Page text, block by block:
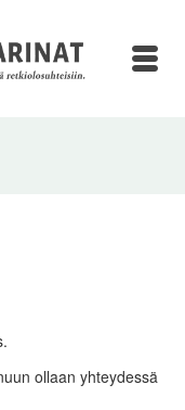
ollaan yhteydessä